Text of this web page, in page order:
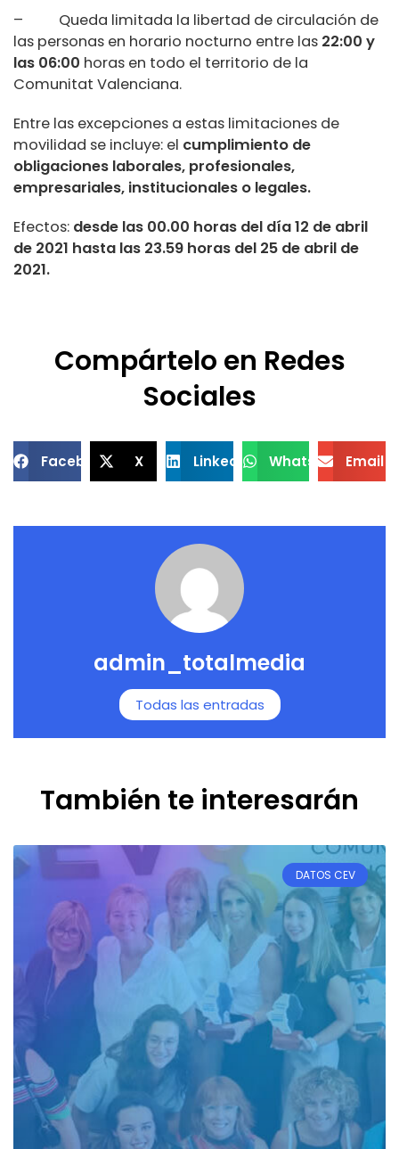
– Queda limitada la libertad de circulación de
las personas en horario nocturno entre las 22:00 y
las 06:00 horas en todo el territorio de la
Comunitat Valenciana.
Entre las excepciones a estas limitaciones de
movilidad se incluye: el cumplimiento de
obligaciones laborales, profesionales,
empresariales, institucionales o legales.
Efectos: desde las 00.00 horas del día 12 de abril
de 2021 hasta las 23.59 horas del 25 de abril de
2021.
Compártelo en Redes
Sociales
Facebook X LinkedIn WhatsApp Email
admin_totalmedia
Todas las entradas
También te interesarán
DATOS CEV